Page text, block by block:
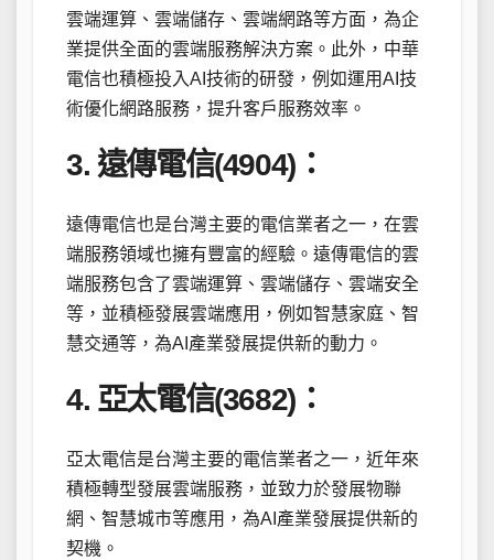
雲端運算、雲端儲存、雲端網路等方面，為企
業提供全面的雲端服務解決方案。此外，中華
電信也積極投入AI技術的研發，例如運用AI技
術優化網路服務，提升客戶服務效率。
3. 遠傳電信(4904)：
遠傳電信也是台灣主要的電信業者之一，在雲
端服務領域也擁有豐富的經驗。遠傳電信的雲
端服務包含了雲端運算、雲端儲存、雲端安全
等，並積極發展雲端應用，例如智慧家庭、智
慧交通等，為AI產業發展提供新的動力。
4. 亞太電信(3682)：
亞太電信是台灣主要的電信業者之一，近年來
積極轉型發展雲端服務，並致力於發展物聯
網、智慧城市等應用，為AI產業發展提供新的
契機。